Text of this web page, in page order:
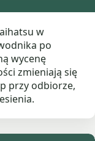
w
po
wycenę
zmieniają się
przy odbiorze,